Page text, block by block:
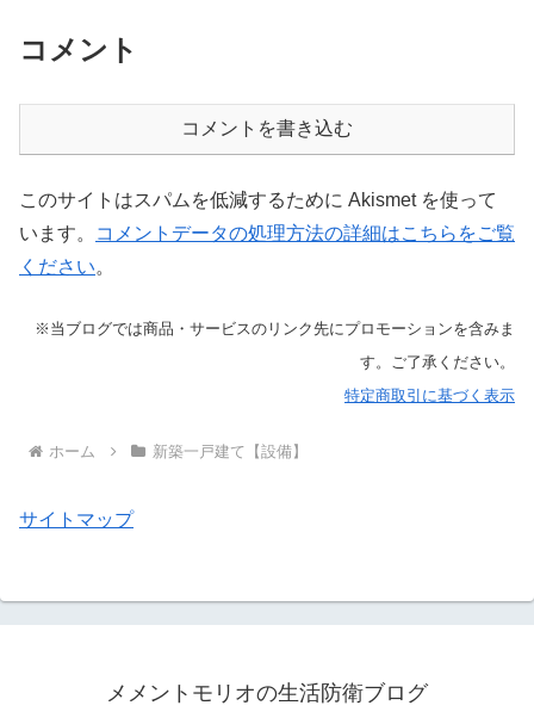
コメント
コメントを書き込む
このサイトはスパムを低減するために Akismet を使って
います。
コメントデータの処理方法の詳細はこちらをご覧
ください。
※当ブログでは商品・サービスのリンク先にプロモーションを含みま
す。ご了承ください。
特定商取引に基づく表示
ホーム 新築一戸建て【設備】
サイトマップ
メメントモリオの生活防衛ブログ